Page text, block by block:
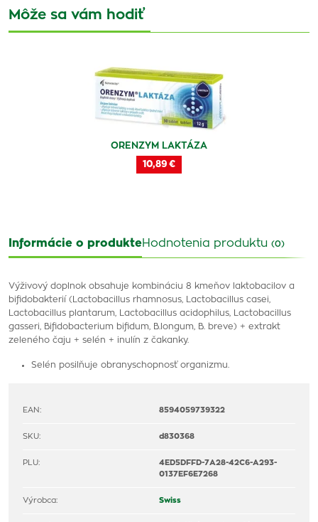
Môže sa vám hodiť
ORENZYM LAKTÁZA
10,89 €
Informácie o produkteHodnotenia produktu (0)
Výživový doplnok obsahuje kombináciu 8 kmeňov laktobacilov a
bifidobakterií (Lactobacillus rhamnosus, Lactobacillus casei,
Lactobacillus plantarum, Lactobacillus acidophilus, Lactobacillus
gasseri, Bifidobacterium bifidum, B.longum, B. breve) + extrakt
zeleného čaju + selén + inulín z čakanky.
Selén posilňuje obranyschopnosť organizmu.
EAN: 8594059739322
SKU: d830368
PLU:
4ED5DFFD-7A28-42C6-A293-
0137EF6E7268
Výrobca: Swiss